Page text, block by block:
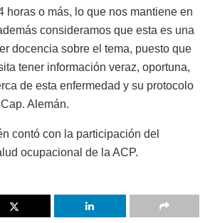
horas o más, lo que nos mantiene en
consideramos que esta es una
docencia sobre el tema, puesto que
tener información veraz, oportuna,
de esta enfermedad y su protocolo
Alemán.
contó con la participación del
ocupacional de la ACP.